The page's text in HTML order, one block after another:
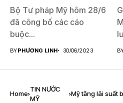
Bộ Tư pháp Mỹ hôm 28/6
đã công bố các cáo
buộc...
BYPHƯƠNG LINH 30/06/2023
Home
TIN NƯỚC
MỸ
Mỹ tăng lãi suất